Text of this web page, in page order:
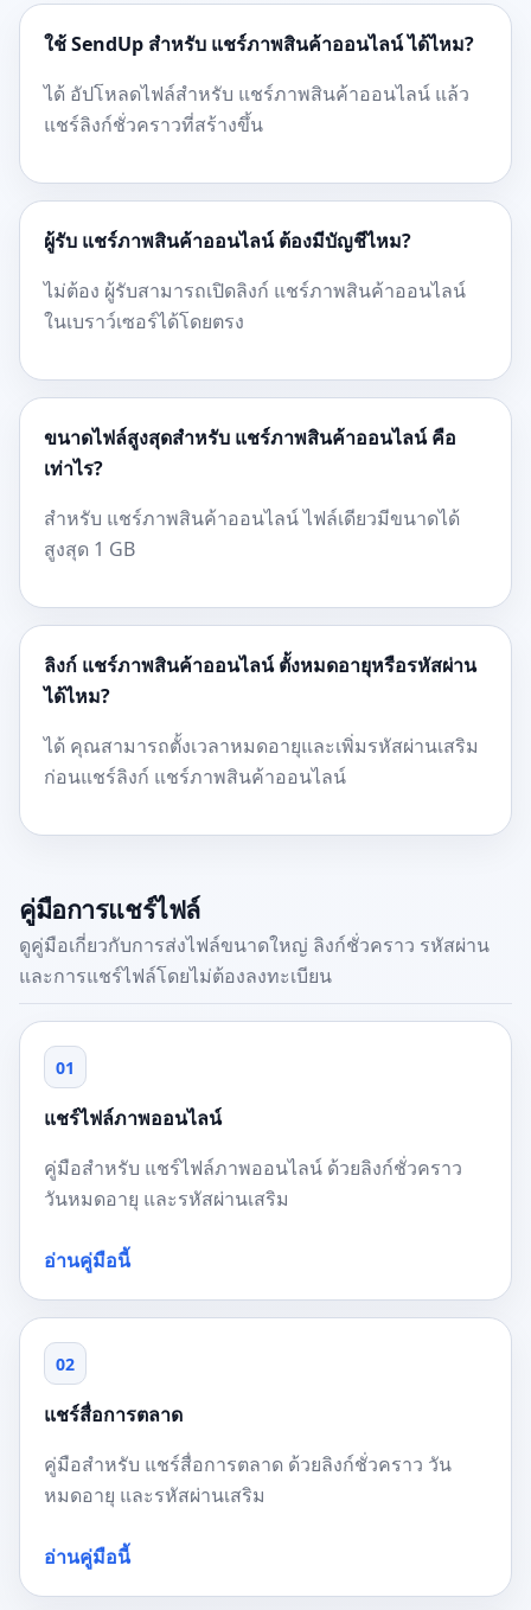
ใช้ SendUp สำหรับ แชร์ภาพสินค้าออนไลน์ ได้ไหม?
ได้ อัปโหลดไฟล์สำหรับ แชร์ภาพสินค้าออนไลน์ แล้ว
แชร์ลิงก์ชั่วคราวที่สร้างขึ้น
ผู้รับ แชร์ภาพสินค้าออนไลน์ ต้องมีบัญชีไหม?
ไม่ต้อง ผู้รับสามารถเปิดลิงก์ แชร์ภาพสินค้าออนไลน์
ในเบราว์เซอร์ได้โดยตรง
ขนาดไฟล์สูงสุดสำหรับ แชร์ภาพสินค้าออนไลน์ คือ
เท่าไร?
สำหรับ แชร์ภาพสินค้าออนไลน์ ไฟล์เดียวมีขนาดได้
สูงสุด 1 GB
ลิงก์ แชร์ภาพสินค้าออนไลน์ ตั้งหมดอายุหรือรหัสผ่าน
ได้ไหม?
ได้ คุณสามารถตั้งเวลาหมดอายุและเพิ่มรหัสผ่านเสริม
ก่อนแชร์ลิงก์ แชร์ภาพสินค้าออนไลน์
คู่มือการแชร์ไฟล์
ดูคู่มือเกี่ยวกับการส่งไฟล์ขนาดใหญ่ ลิงก์ชั่วคราว รหัสผ่าน
และการแชร์ไฟล์โดยไม่ต้องลงทะเบียน
01
แชร์ไฟล์ภาพออนไลน์
คู่มือสำหรับ แชร์ไฟล์ภาพออนไลน์ ด้วยลิงก์ชั่วคราว
วันหมดอายุ และรหัสผ่านเสริม
อ่านคู่มือนี้
02
แชร์สื่อการตลาด
คู่มือสำหรับ แชร์สื่อการตลาด ด้วยลิงก์ชั่วคราว วัน
หมดอายุ และรหัสผ่านเสริม
อ่านคู่มือนี้